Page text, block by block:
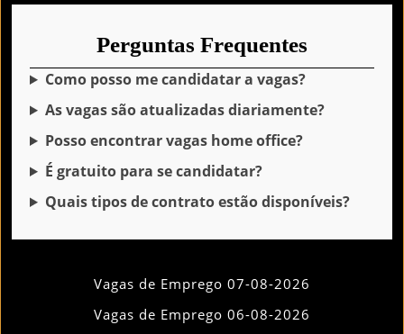
Perguntas Frequentes
Como posso me candidatar a vagas?
As vagas são atualizadas diariamente?
Posso encontrar vagas home office?
É gratuito para se candidatar?
Quais tipos de contrato estão disponíveis?
Vagas de Emprego 07-08-2026
Vagas de Emprego 06-08-2026